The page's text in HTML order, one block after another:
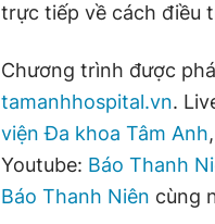
r
e
n
t
T
a
t
o
n
trực tiếp về cách điều
Chương trình được
tamanhhospital.vn.
viện Đa khoa Tâm Anh,
Youtube: Báo Thanh
Báo Thanh Niên cùng